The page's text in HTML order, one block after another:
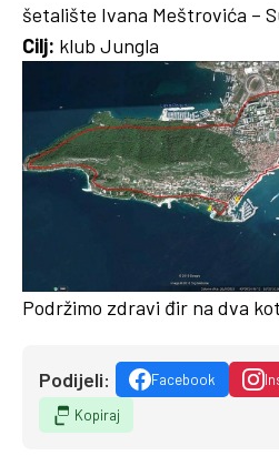
šetalište Ivana Meštrovića –
Cilj: klub Jungla
Podržimo zdravi đir na dva
Podijeli: Facebook
Kopiraj